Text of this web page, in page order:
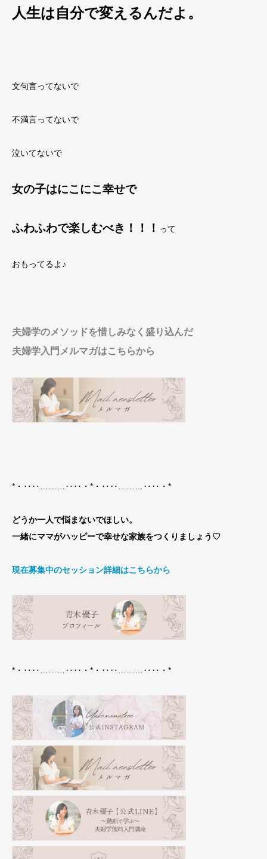
人生は自分で変えるんだよ。
文句言ってないで
不満言ってないで
泣いてないで
女の子はにこにこ幸せで
ふわふわで楽しむべき！！！ って
おもってるよ♪
夫婦学のメソッドを惜しみなく盛り込んだ
夫婦学入門メルマガはこちらから
*・‥‥………‥‥・*・‥‥………‥‥・*
どうか一人で悩まないでほしい。
一緒にママがハッピーで幸せな家族をつくりましょう♡
現在募集中のセッション詳細はこちらから
*・‥‥………‥‥・*・‥‥………‥‥・*